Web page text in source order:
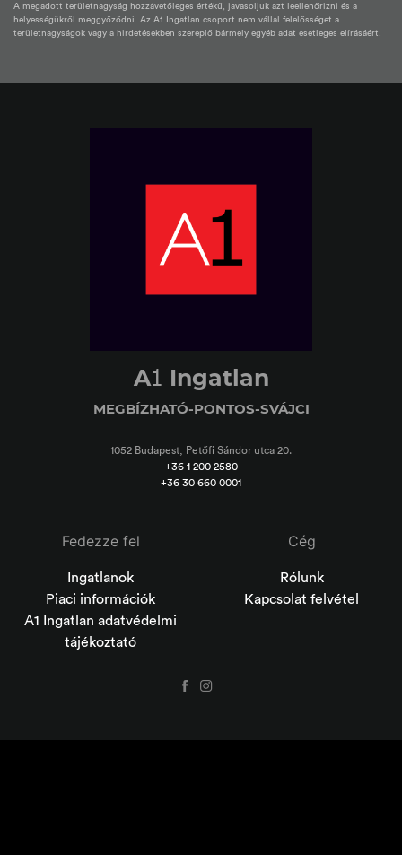
A megadott területnagyság hozzávetőleges értékű, javasoljuk azt leellenőrizni és a
helyességükről meggyőződni. Az A1 Ingatlan csoport nem vállal felelősséget a
területnagyságok vagy a hirdetésekben szereplő bármely egyéb adat esetleges elírásáért.
A1 Ingatlan
MEGBÍZHATÓ-PONTOS-SVÁJCI
1052 Budapest, Petőfi Sándor utca 20.
+36 1 200 2580
+36 30 660 0001
Fedezze fel
Ingatlanok
Piaci információk
A1 Ingatlan adatvédelmi
tájékoztató
Cég
Rólunk
Kapcsolat felvétel